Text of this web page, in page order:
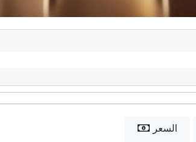
السعر